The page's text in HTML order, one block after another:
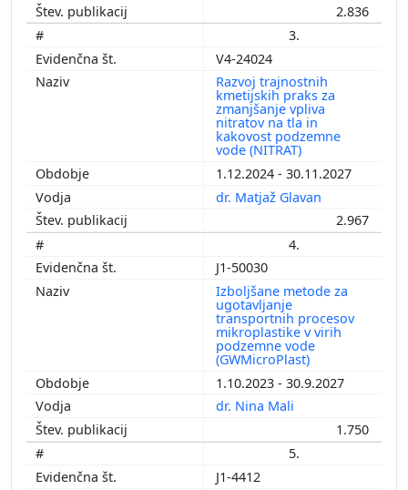
2.836
3.
V4-24024
Razvoj trajnostnih
kmetijskih praks za
zmanjšanje vpliva
nitratov na tla in
kakovost podzemne
vode (NITRAT)
1.12.2024 - 30.11.2027
dr. Matjaž Glavan
2.967
4.
J1-50030
Izboljšane metode za
ugotavljanje
transportnih procesov
mikroplastike v virih
podzemne vode
(GWMicroPlast)
1.10.2023 - 30.9.2027
dr. Nina Mali
1.750
5.
J1-4412